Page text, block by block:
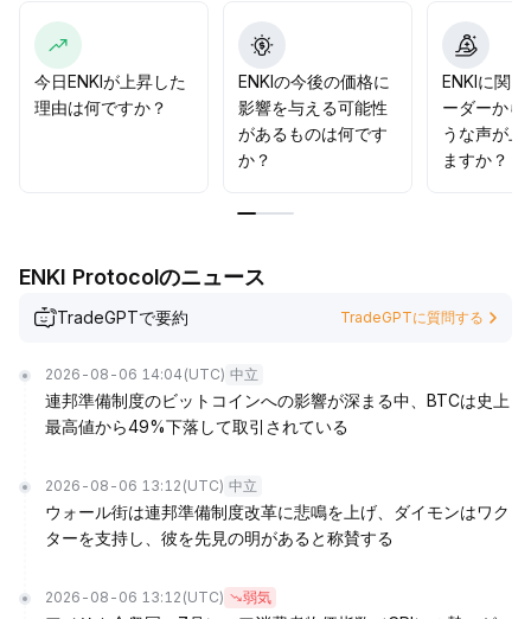
ド方式で買い増しすることで、ボラティリティリスクのコ
ントロールや高値追いによる受動的なドローダウンの回避
ができます。全体としては柔軟な戦略を保ち、出来高と価
格の連動の変化に注意深く注目し、市場の修復ペースに慎
重に追随することが重要です。.
今日ENKIが上昇した
理由は何ですか？
ENKIの今後の価格に
影響を与える可能性
があるものは何です
か？
ENKIに関
ーダーから
うな声が上
ますか？
ENKI Protocolのニュース
TradeGPTで要約 TradeGPTに質問する
2026-08-06 14:04 (UTC) 中立
連邦準備制度のビットコインへの影響が深まる中、BTCは史上
最高値から49%下落して取引されている
2026-08-06 13:12 (UTC) 中立
ウォール街は連邦準備制度改革に悲鳴を上げ、ダイモンはワク
ターを支持し、彼を先見の明があると称賛する
2026-08-06 13:12 (UTC) 弱気